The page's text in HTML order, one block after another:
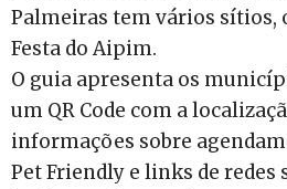
Palmeiras tem vários sítios,
Festa do Aipim.
O guia apresenta os
um QR Code com a
informações sobre
Pet Friendly e links de redes